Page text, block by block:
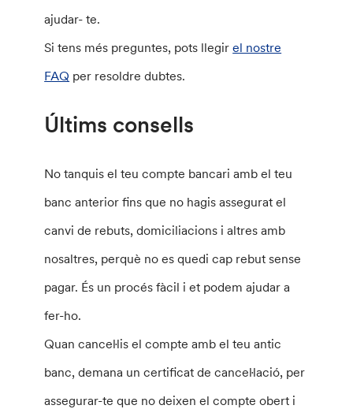
ajudar- te.
Si tens més preguntes, pots llegirel nostre
FAQ per resoldre dubtes.
Últims consells
No tanquis el teu compte bancari amb el teu
banc anterior fins que no hagis assegurat el
canvi de rebuts, domiciliacions i altres amb
nosaltres, perquè no es quedi cap rebut sense
pagar. És un procés fàcil i et podem ajudar a
fer-ho.
Quan cancel·lis el compte amb el teu antic
banc, demana un certificat de cancel·lació, per
assegurar-te que no deixen el compte obert i